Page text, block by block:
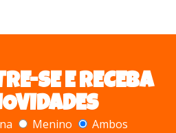
SE E RECEBA
Menino Ambos